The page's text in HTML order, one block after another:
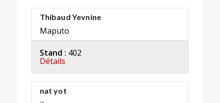
Thibaud Yevnine
Maputo
Stand : 402
Détails
nat yot